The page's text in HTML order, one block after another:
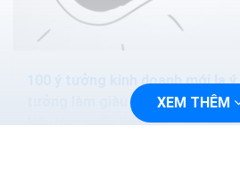
100 ý tưởng kinh doanh mới lạ
Nếu bạn muốn làm chủ cuộc
XEM THÊM